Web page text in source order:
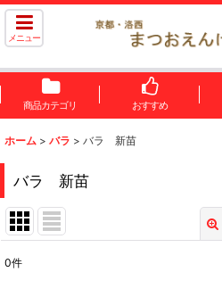
メニュー
商品カテゴリ おすすめ
ホーム > バラ > バラ 新苗
バラ 新苗
0件